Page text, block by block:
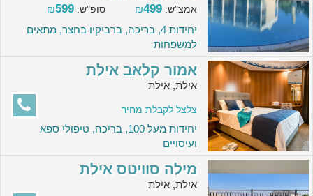
אמצ"ש:
₪499 סופ"ש: ₪599
יחידות 4, בריכה, ברביקיו בחצר, מתאים
למשפחות
אמור קלאב אילת
אילת, אילת
צלצל לקבלת מחיר
יחידות מעל 100, בריכה, טיפולי ספא
ועיסויים
מילה סוויטס אילת
אילת, אילת